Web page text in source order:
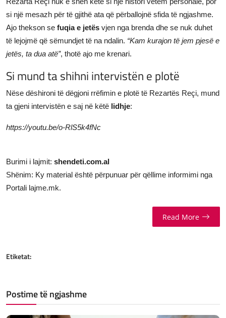
si një mesazh për të gjithë ata që përballojnë sfida të ngjashme.
Ajo thekson se fuqia e jetës vjen nga brenda dhe se nuk duhet
të lejojmë që sëmundjet të na ndalin. “Kam kurajon të jem pjesë e
jetës, ta dua atë”, thotë ajo me krenari.
Si mund ta shihni intervistën e plotë
Nëse dëshironi të dëgjoni rrëfimin e plotë të Rezartës Reçi, mund
ta gjeni intervistën e saj në këtë lidhje:
https://youtu.be/o-RlS5k4fNc
Burimi i lajmit: shendeti.com.al
Shënim: Ky material është përpunuar për qëllime informimi nga
Portali lajme.mk.
Read More
Etiketat:
Postime të ngjashme